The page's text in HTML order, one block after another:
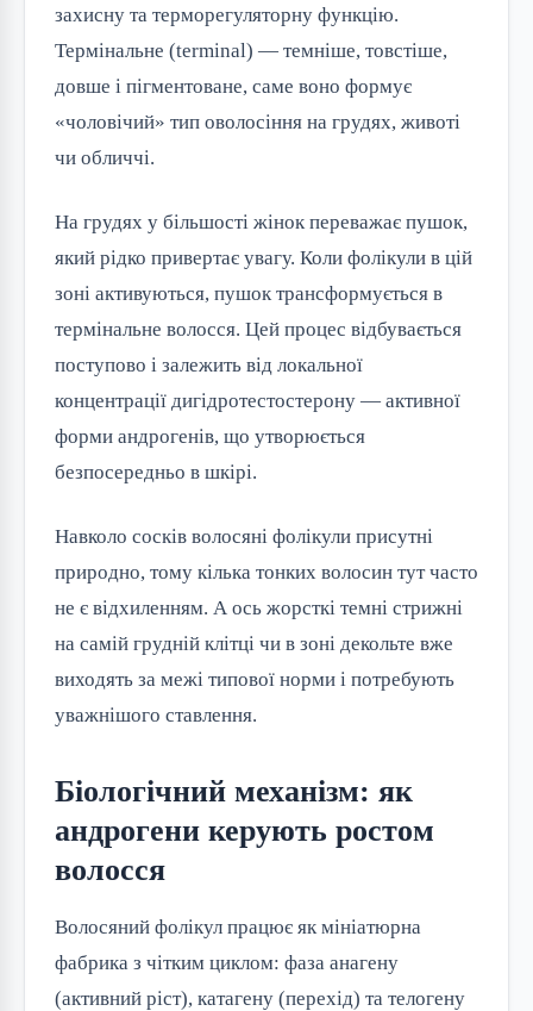
захисну та терморегуляторну функцію.
Термінальне (terminal) — темніше, товстіше,
довше і пігментоване, саме воно формує
«чоловічий» тип оволосіння на грудях, животі
чи обличчі.
На грудях у більшості жінок переважає пушок,
який рідко привертає увагу. Коли фолікули в цій
зоні активуються, пушок трансформується в
термінальне волосся. Цей процес відбувається
поступово і залежить від локальної
концентрації дигідротестостерону — активної
форми андрогенів, що утворюється
безпосередньо в шкірі.
Навколо сосків волосяні фолікули присутні
природно, тому кілька тонких волосин тут часто
не є відхиленням. А ось жорсткі темні стрижні
на самій грудній клітці чи в зоні декольте вже
виходять за межі типової норми і потребують
уважнішого ставлення.
Біологічний механізм: як
андрогени керують ростом
волосся
Волосяний фолікул працює як мініатюрна
фабрика з чітким циклом: фаза анагену
(активний ріст), катагену (перехід) та телогену